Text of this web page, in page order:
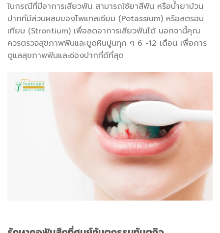
ในกรณีที่มีอาการเสียวฟัน สามารถใช้ยาสีฟัน หรือน้ำยาบ้วน
ปากที่มีส่วนผสมของโพแทสเซียม (Potassium) หรือสตรอน
เทียม (Strontium) เพื่อลดอาการเสียวฟันได้ นอกจานี้คุณ
ควรตรวจสุขภาพฟันและขูดหินปูนทุก ๆ 6 -12 เดือน เพื่อการ
ดูแลสุขภาพฟันและช่องปากที่ดีที่สุด